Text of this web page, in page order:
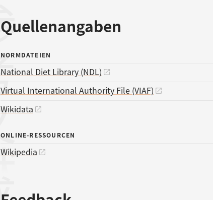
Quellenangaben
参考文献
NORMDATEIEN
National Diet Library (NDL)
Virtual International Authority File (VIAF)
Wikidata
ONLINE-RESSOURCEN
Wikipedia